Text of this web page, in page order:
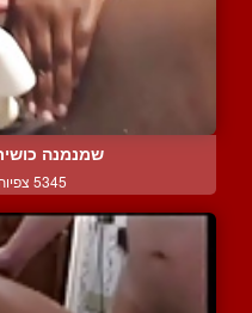
שמנמנה
5345 צפיות